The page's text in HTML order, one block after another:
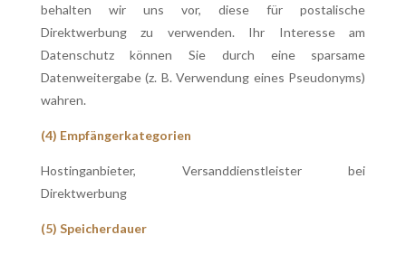
behalten wir uns vor, diese für postalische
Direktwerbung zu verwenden. Ihr Interesse am
Datenschutz können Sie durch eine sparsame
Datenweitergabe (z. B. Verwendung eines Pseudonyms)
wahren.
(4) Empfängerkategorien
Hostinganbieter, Versanddienstleister bei
Direktwerbung
(5) Speicherdauer